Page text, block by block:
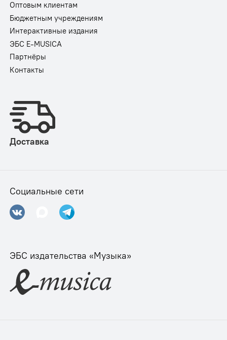
Оптовым клиентам
Бюджетным учреждениям
Интерактивные издания
ЭБС E-MUSICA
Партнёры
Контакты
Доставка
Социальные сети
ЭБС издательства «Музыка»